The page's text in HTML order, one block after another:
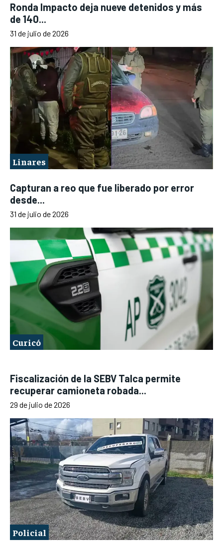
Ronda Impacto deja nueve detenidos y más
de 140...
31 de julio de 2026
Linares
Capturan a reo que fue liberado por error
desde...
31 de julio de 2026
Curicó
Fiscalización de la SEBV Talca permite
recuperar camioneta robada...
29 de julio de 2026
Policial